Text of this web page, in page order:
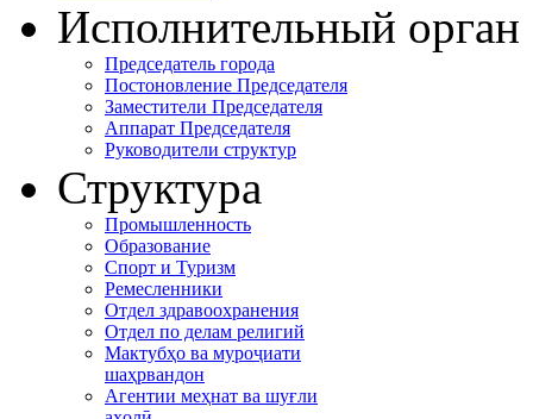
Исполнительный орган
Председатель города
Постоновление Председателя
Заместители Председателя
Аппарат Председателя
Руководители структур
Структура
Промышленность
Образование
Спорт и Туризм
Ремесленники
Отдел здравоохранения
Отдел по делам религий
Мактубҳо ва муроҷиати
шаҳрвандон
Агентии меҳнат ва шуғли